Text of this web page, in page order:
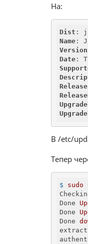
На:
Dist
Name
Version
Date :
В /etc/
Тепер
$
sudo
Done
Done
Done